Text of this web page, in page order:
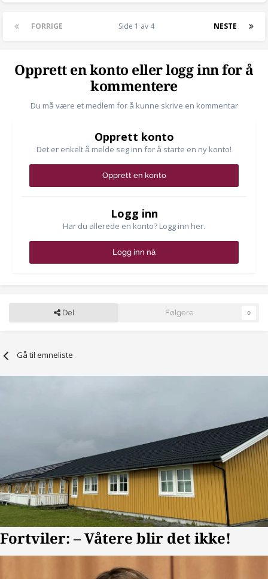
FORRIGE NESTE
Side 1 av 4
Opprett en konto eller logg inn for å
kommentere
Du må være et medlem for å kunne skrive en kommentar
Opprett konto
Det er enkelt å melde seg inn for å starte en ny konto!
Opprett en konto
Logg inn
Har du allerede en konto? Logg inn her.
Logg inn nå
Del Følgere 0
Gå til emneliste